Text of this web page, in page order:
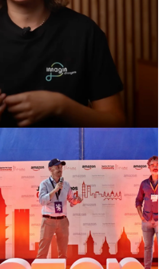
Proyecto Changers
Social
de comunidad
con Propósito
VER PROYECTO